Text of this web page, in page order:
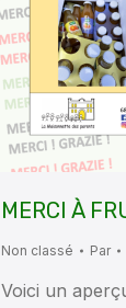
MERCI À
Non classé Par
Voici un